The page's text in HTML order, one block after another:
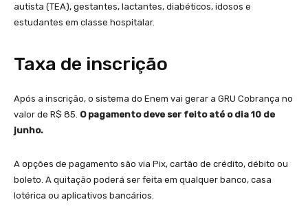
autista (TEA), gestantes, lactantes, diabéticos, idosos e
estudantes em classe hospitalar.
Taxa de inscrição
Após a inscrição, o sistema do Enem vai gerar a GRU Cobrança no
valor de R$ 85. O pagamento deve ser feito até o dia 10 de
junho.
A opções de pagamento são via Pix, cartão de crédito, débito ou
boleto. A quitação poderá ser feita em qualquer banco, casa
lotérica ou aplicativos bancários.